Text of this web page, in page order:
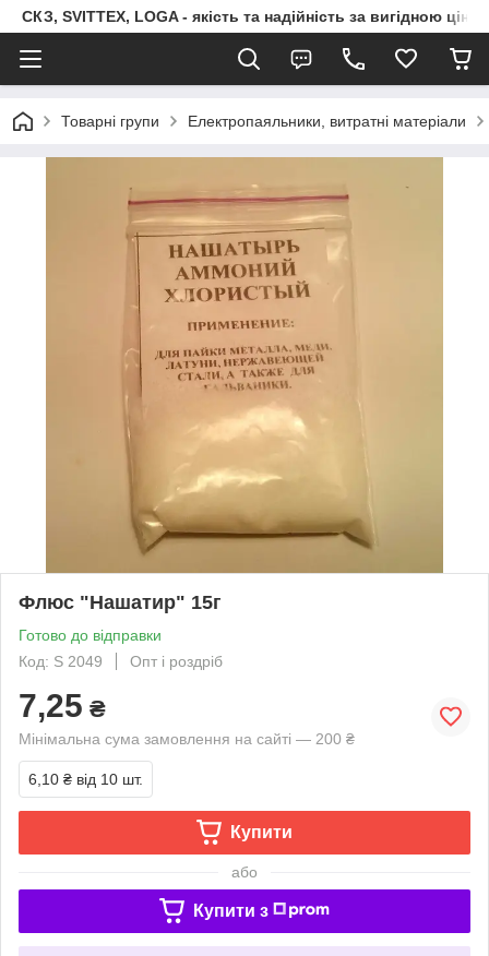
СКЗ, SVITTEX, LOGA - якість та надійність за вигідною
Товарні групи Електропаяльники, витратні матеріали
Флюс "Нашатир" 15г
Готово до відправки
Код: S 2049
Опт і роздріб
7,25 ₴
Мінімальна сума замовлення на сайті — 200 ₴
6,10 ₴ від 10 шт.
Купити
або
Купити з